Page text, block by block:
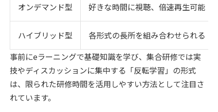
オンデマンド型 好きな時間に視聴、倍速再生可能
ハイブリッド型
各形式の長所を組み合わせられる
事前にeラーニングで基礎知識を学び、集合研修では実
技やディスカッションに集中する「反転学習」の形式
は、限られた研修時間を活用しやすい方法として注目さ
れています。